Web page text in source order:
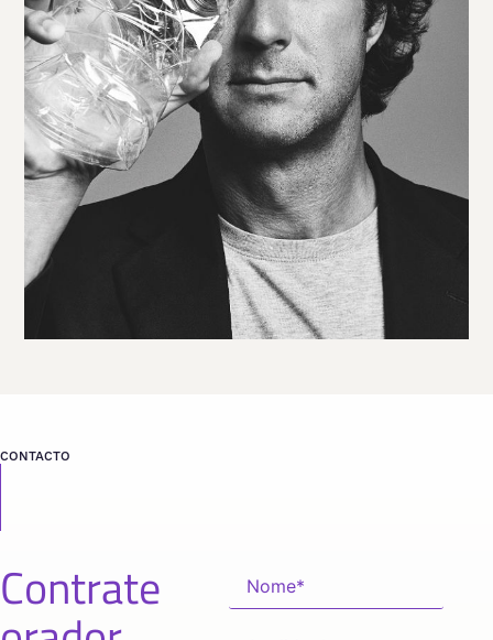
produtos reciclados. Top 25
inovadores sociais de
2020.
ESPANHOL
INGLÊS
INGLÊS
VER PERFIL
Viaja
desde
ESPAÑA
MADRID
CONTACTO
Contrate